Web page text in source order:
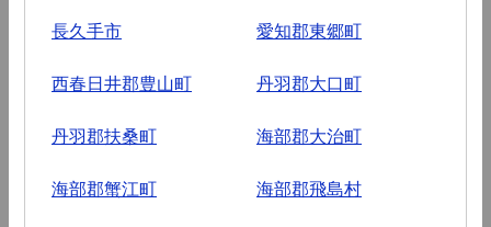
長久手市 愛知郡東郷町
西春日井郡豊山町 丹羽郡大口町
丹羽郡扶桑町 海部郡大治町
海部郡蟹江町 海部郡飛島村